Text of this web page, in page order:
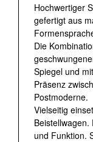
Hochwertiger
gefertigt aus
Die
Spiegel und
Präsenz
Postmoderne.
Vielseitig
und Funktion.